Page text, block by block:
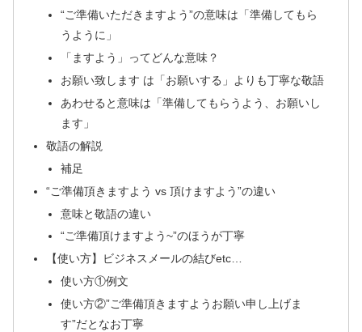
“ご準備いただきますよう”の意味は「準備してもら
うように」
「ますよう」ってどんな意味？
お願い致します は「お願いする」よりも丁寧な敬語
あわせると意味は「準備してもらうよう、お願いし
ます」
敬語の解説
補足
“ご準備頂きますよう vs 頂けますよう”の違い
意味と敬語の違い
“ご準備頂けますよう~”のほうが丁寧
【使い方】ビジネスメールの結びetc…
使い方①例文
使い方②”ご準備頂きますようお願い申し上げま
す”だとなお丁寧